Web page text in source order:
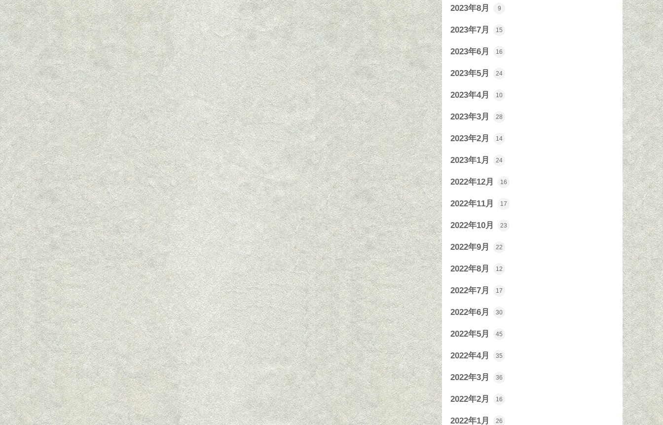
2023年8月 9
2023年7月 15
2023年6月 16
2023年5月 24
2023年4月 10
2023年3月 28
2023年2月 14
2023年1月 24
2022年12月 16
2022年11月 17
2022年10月 23
2022年9月 22
2022年8月 12
2022年7月 17
2022年6月 30
2022年5月 45
2022年4月 35
2022年3月 36
2022年2月 16
2022年1月 26